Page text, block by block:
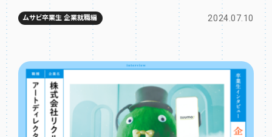
ムサビ卒業生 企業就職編 2024.07.10